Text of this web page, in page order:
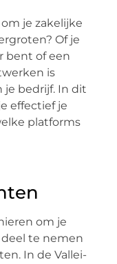
je zakelijke
Of je
bent of een
is
je bedrijf. In dit
effectief je
platforms
om je
te nemen
In de Vallei-